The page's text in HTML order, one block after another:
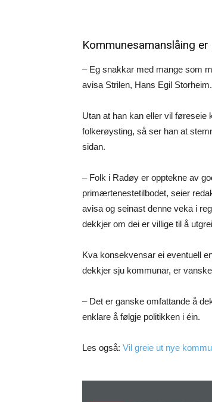
Kommunesamanslåing
– Eg snakkar med mange som
avisa Strilen, Hans Egil Storheim.
Utan at han kan eller vil
folkerøysting, så ser han at
sidan.
– Folk i Radøy er opptekne av
primærtenestetilbodet, seier
avisa og seinast denne veka i
dekkjer om dei er villige til å
Kva konsekvensar ei eventuell
dekkjer sju kommunar, er
– Det er ganske omfattande å
enklare å følgje politikken i éin.
Les også: Vil greie ut nye